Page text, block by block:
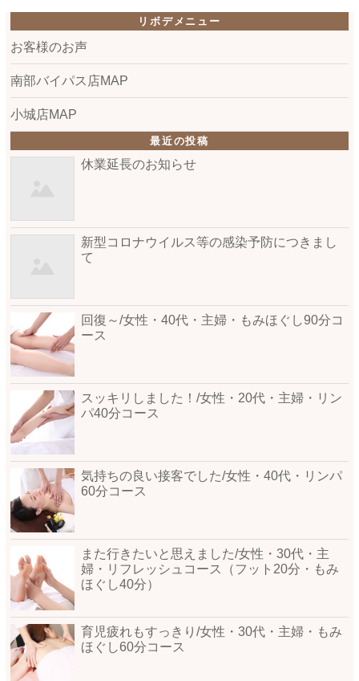
リボデメニュー
お客様のお声
南部バイパス店MAP
小城店MAP
最近の投稿
休業延長のお知らせ
新型コロナウイルス等の感染予防につきまし
て
回復～/女性・40代・主婦・もみほぐし90分コ
ース
スッキリしました！/女性・20代・主婦・リン
パ40分コース
気持ちの良い接客でした/女性・40代・リンパ
60分コース
また行きたいと思えました/女性・30代・主
婦・リフレッシュコース（フット20分・もみ
ほぐし40分）
育児疲れもすっきり/女性・30代・主婦・もみ
ほぐし60分コース